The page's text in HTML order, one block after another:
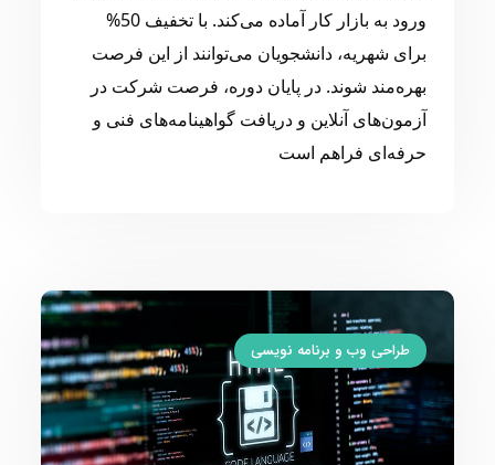
ورود به بازار کار آماده می‌کند. با تخفیف 50%
برای شهریه، دانشجویان می‌توانند از این فرصت
بهره‌مند شوند. در پایان دوره، فرصت شرکت در
آزمون‌های آنلاین و دریافت گواهینامه‌های فنی و
حرفه‌ای فراهم است
طراحی وب و برنامه نویسی